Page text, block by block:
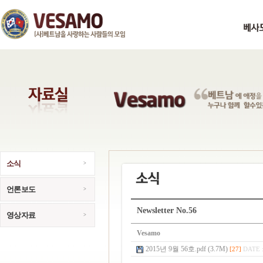
소식
언론보도
영상자료
Newsletter No.56
Vesamo
2015년 9월 56호.pdf (3.7M) [27] DATE